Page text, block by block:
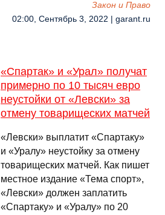
Закон и Право
02:00, Сентябрь 3, 2022 | garant.ru
«Спартак» и «Урал» получат
примерно по 10 тысяч евро
неустойки от «Левски» за
отмену товарищеских матчей
«Левски» выплатит «Спартаку»
и «Уралу» неустойку за отмену
товарищеских матчей. Как пишет
местное издание «Тема спорт»,
«Левски» должен заплатить
«Спартаку» и «Уралу» по 20